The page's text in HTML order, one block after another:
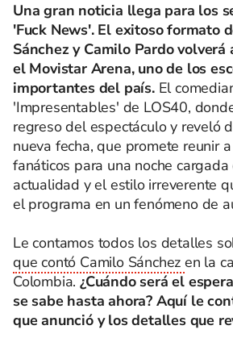
Una gran noticia llega para los
'Fuck News'. El exitoso formato
Sánchez y Camilo Pardo volverá
el Movistar Arena, uno de los
importantes del país.El
'Impresentables' de LOS40,
regreso del espectáculo y reveló
nueva fecha, que promete reunir
fanáticos para una noche cargada
actualidad y el estilo irreverente
el programa en un fenómeno de
Le contamos todos los detalles
que contó Camilo Sánchezen la
Colombia. ¿Cuándo será el
se sabe hasta ahora? Aquí le
que anunció y los detalles que